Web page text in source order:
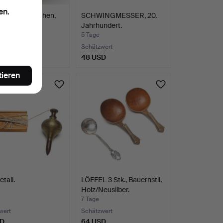
Nähkästchen,
SCHWINGMESSER, 20.
Jahrhundert.
5 Tage
Schätzwert
48 USD
LÖFFEL 3 Stk., Bauernstil,
Holz/Neusilber.
7 Tage
Schätzwert